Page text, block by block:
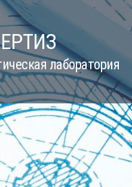
лаборатория